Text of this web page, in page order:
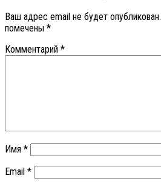
Ваш адрес email не будет опубликован.
помечены *
Комментарий *
Имя *
Email *